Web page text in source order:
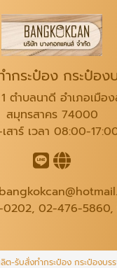
กระป๋อง กระป๋อ
ำบลนาดี อำเภอเมือง
สมุทรสาคร 74000
สาร์ เวลา 08:00-
, 02-476-5860,
ต-รับสั่งทำกระป๋อง กระป๋องบ